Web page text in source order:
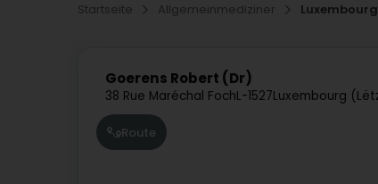
Startseite Allgemeinmediziner Luxembourg
Goerens Robert (Dr)
38 Rue Maréchal FochL-1527Luxembourg
Route